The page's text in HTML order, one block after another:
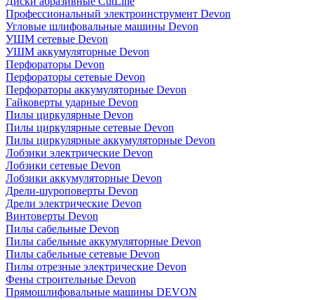
Профессиональный электроинструмент Devon
Угловые шлифовальные машины Devon
УШМ сетевые Devon
УШМ аккумуляторные Devon
Перфораторы Devon
Перфораторы сетевые Devon
Перфораторы аккумуляторные Devon
Гайковерты ударные Devon
Пилы циркулярные Devon
Пилы циркулярные сетевые Devon
Пилы циркулярные аккумуляторные Devon
Лобзики электрические Devon
Лобзики сетевые Devon
Лобзики аккумуляторные Devon
Дрели-шуроповерты Devon
Дрели электрические Devon
Винтоверты Devon
Пилы сабельные Devon
Пилы сабельные аккумуляторные Devon
Пилы сабельные сетевые Devon
Пилы отрезные электрические Devon
Фены строительные Devon
Прямошлифовальные машины DEVON